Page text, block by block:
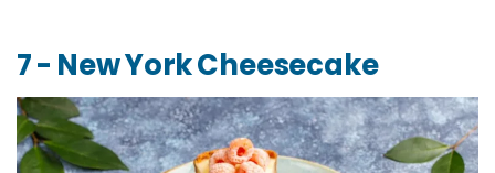
7 - New York Cheesecake